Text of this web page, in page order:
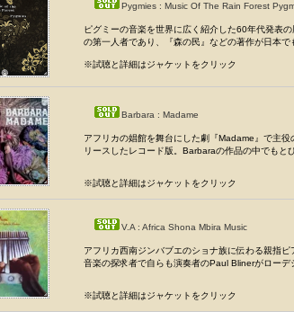
Pygmies : Music Of The Rain Forest
ピグミーの音楽を世界に広く紹介した60年代発表
の第一人者であり、『森の民』などの著作が日本で
※試聴と詳細はジャケットをクリック
Barbara : Madame
アフリカの娼館を舞台にした劇『Madame』で主
リースしたレコード版。Barbaraの作品の中でもと
※試聴と詳細はジャケットをクリック
V.A : Africa Shona Mbira Music
アフリカ西南ジンバブエのショナ族に伝わる親指
音楽の探求者で自らも演奏者のPaul Blinerがローデ
※試聴と詳細はジャケットをクリック